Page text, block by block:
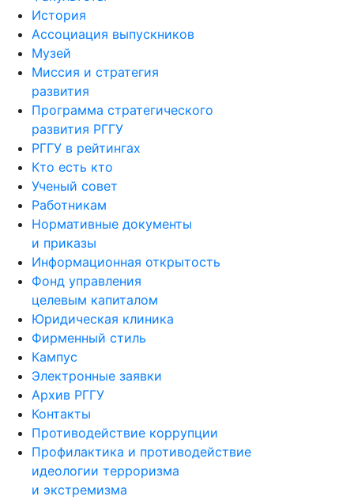
История
Ассоциация выпускников
Музей
Миссия и стратегия
развития
Программа стратегического
развития РГГУ
РГГУ в рейтингах
Кто есть кто
Ученый совет
Работникам
Нормативные документы
и приказы
Информационная открытость
Фонд управления
целевым капиталом
Юридическая клиника
Фирменный стиль
Кампус
Электронные заявки
Архив РГГУ
Контакты
Противодействие коррупции
Профилактика и противодействие
идеологии терроризма
и экстремизма